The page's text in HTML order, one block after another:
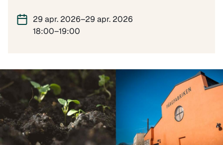
29 apr. 2026–29 apr. 2026
18:00–19:00